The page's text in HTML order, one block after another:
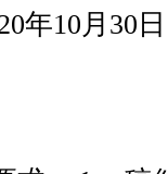
年10月30